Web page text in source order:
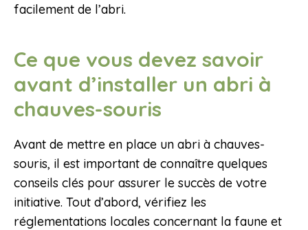
facilement de l’abri.
Ce que vous devez savoir
avant d’installer un abri à
chauves-souris
Avant de mettre en place un abri à chauves-
souris, il est important de connaître quelques
conseils clés pour assurer le succès de votre
initiative. Tout d’abord, vérifiez les
réglementations locales concernant la faune et